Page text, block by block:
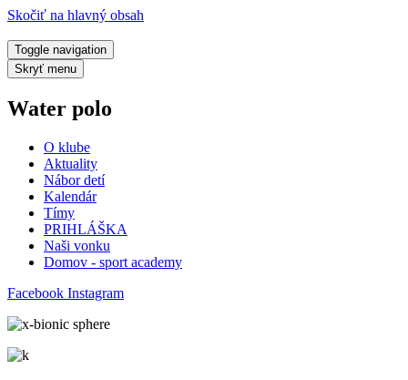
Skočiť na hlavný obsah
Toggle navigation
Skryť menu
Water polo
O klube
Aktuality
Nábor detí
Kalendár
Tímy
PRIHLÁŠKA
Naši vonku
Domov - sport academy
Facebook Instagram